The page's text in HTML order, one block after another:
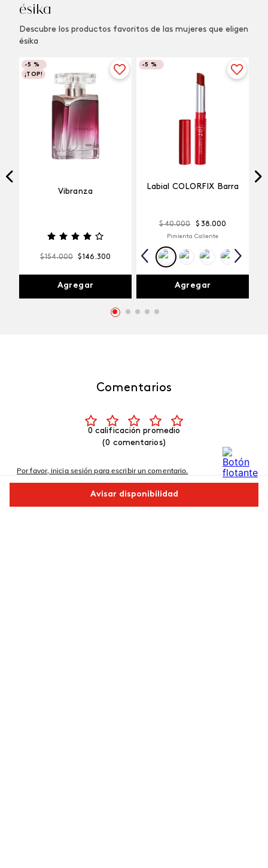
Avisar disponibilidad
ésika
Descubre los productos favoritos de las mujeres que eligen
ésika
-5 %
¡TOP!
Vibranza
$154.000 $146 .300
Agregar
-5 %
Labial COLORFIX Barra
$ 40.000 $ 38.000
Pimienta Caliente
Agregar
Comentarios
0 calificación promedio
(0 comentarios)
Por favor, inicia sesión para escribir un comentario.